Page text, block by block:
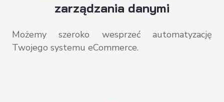
zarządzania danymi
Możemy szeroko wesprzeć automatyzację
Twojego systemu eCommerce.